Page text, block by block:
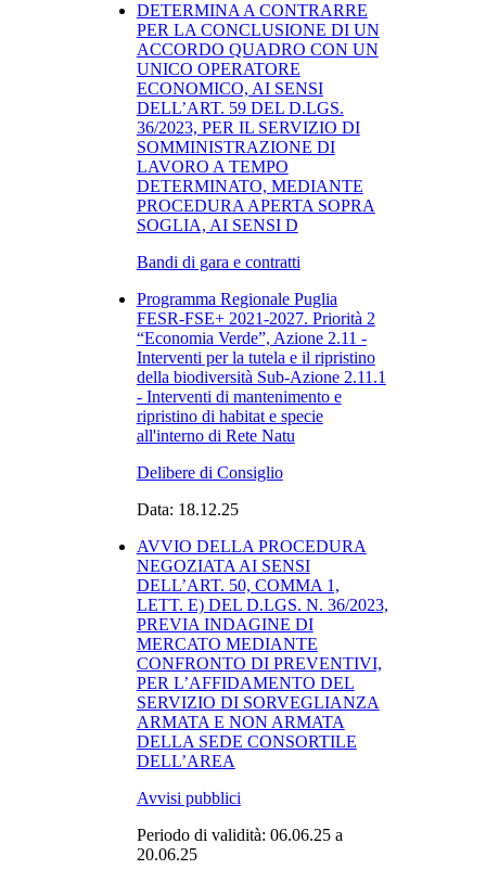
DETERMINA A CONTRARRE
PER LA CONCLUSIONE DI UN
ACCORDO QUADRO CON UN
UNICO OPERATORE
ECONOMICO, AI SENSI
DELL’ART. 59 DEL D.LGS.
36/2023, PER IL SERVIZIO DI
SOMMINISTRAZIONE DI
LAVORO A TEMPO
DETERMINATO, MEDIANTE
PROCEDURA APERTA SOPRA
SOGLIA, AI SENSI D
Bandi di gara e contratti
Programma Regionale Puglia
FESR-FSE+ 2021-2027. Priorità 2
“Economia Verde”, Azione 2.11 -
Interventi per la tutela e il ripristino
della biodiversità Sub-Azione 2.11.1
- Interventi di mantenimento e
ripristino di habitat e specie
all'interno di Rete Natu
Delibere di Consiglio
Data: 18.12.25
AVVIO DELLA PROCEDURA
NEGOZIATA AI SENSI
DELL’ART. 50, COMMA 1,
LETT. E) DEL D.LGS. N. 36/2023,
PREVIA INDAGINE DI
MERCATO MEDIANTE
CONFRONTO DI PREVENTIVI,
PER L’AFFIDAMENTO DEL
SERVIZIO DI SORVEGLIANZA
ARMATA E NON ARMATA
DELLA SEDE CONSORTILE
DELL’AREA
Avvisi pubblici
Periodo di validità: 06.06.25 a
20.06.25